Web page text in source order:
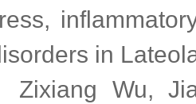
in
Zixiang Wu,